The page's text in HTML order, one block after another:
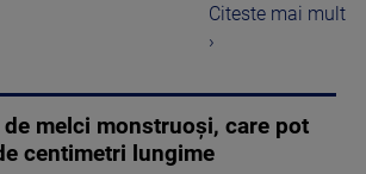
Citeste mai mult
›
de melci monstruoşi, care pot
centimetri lungime